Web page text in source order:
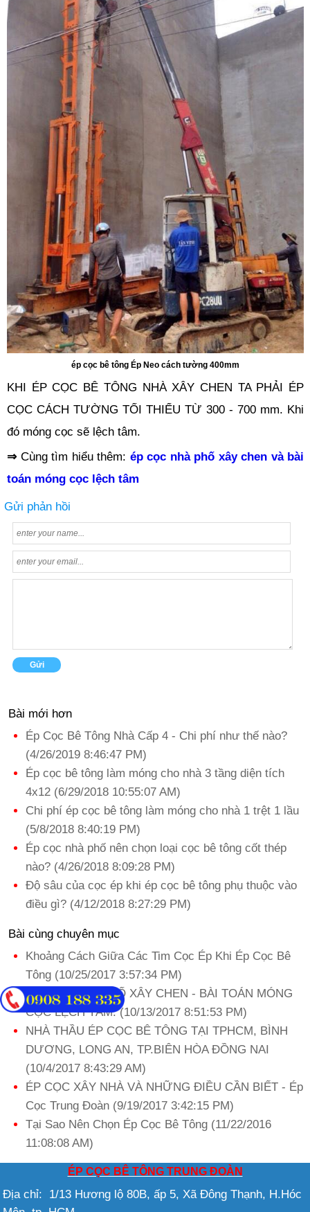
ép cọc bê tông Ép Neo cách tường 400mm
KHI ÉP CỌC BÊ TÔNG NHÀ XÂY CHEN TA PHẢI ÉP
CỌC CÁCH TƯỜNG TỐI THIỂU TỪ 300 - 700 mm. Khi
đó móng cọc sẽ lệch tâm.
⇒ Cùng tìm hiểu thêm: ép cọc nhà phố xây chen và bài
toán móng cọc lệch tâm
Gửi phản hồi
Bài mới hơn
Ép Cọc Bê Tông Nhà Cấp 4 - Chi phí như thế nào?
(4/26/2019 8:46:47 PM)
Ép cọc bê tông làm móng cho nhà 3 tầng diện tích
4x12 (6/29/2018 10:55:07 AM)
Chi phí ép cọc bê tông làm móng cho nhà 1 trệt 1 lầu
(5/8/2018 8:40:19 PM)
Ép cọc nhà phố nên chọn loại cọc bê tông cốt thép
nào? (4/26/2018 8:09:28 PM)
Độ sâu của cọc ép khi ép cọc bê tông phụ thuộc vào
điều gì? (4/12/2018 8:27:29 PM)
Bài cùng chuyên mục
Khoảng Cách Giữa Các Tim Cọc Ép Khi Ép Cọc Bê
Tông (10/25/2017 3:57:34 PM)
ÉP CỌC NHÀ PHỐ XÂY CHEN - BÀI TOÁN MÓNG
CỌC LỆCH TÂM. (10/13/2017 8:51:53 PM)
NHÀ THẦU ÉP CỌC BÊ TÔNG TẠI TPHCM, BÌNH
DƯƠNG, LONG AN, TP.BIÊN HÒA ĐỒNG NAI
(10/4/2017 8:43:29 AM)
ÉP CỌC XÂY NHÀ VÀ NHỮNG ĐIỀU CẦN BIẾT - Ép
Cọc Trung Đoàn (9/19/2017 3:42:15 PM)
Tại Sao Nên Chọn Ép Cọc Bê Tông (11/22/2016
11:08:08 AM)
ÉP CỌC BÊ TÔNG TRUNG ĐOÀN
Địa chỉ: 1/13 Hương lộ 80B, ấp 5, Xã Đông Thạnh, H.Hóc